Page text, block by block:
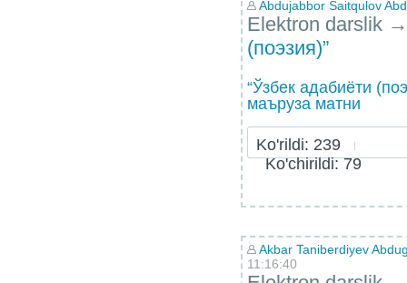
Abdujabbor Saitqulov
Elektron darslik →
(поэзия)”
“Ўзбек адабиёти
маъруза матни
Ko'rildi: 239
Ko'chirildi: 79
Akbar Taniberdiyev
11:16:40